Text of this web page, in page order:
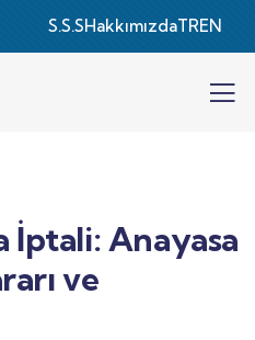
S.S.SHakkımızdaTREN
İptali: Anayasa
ve